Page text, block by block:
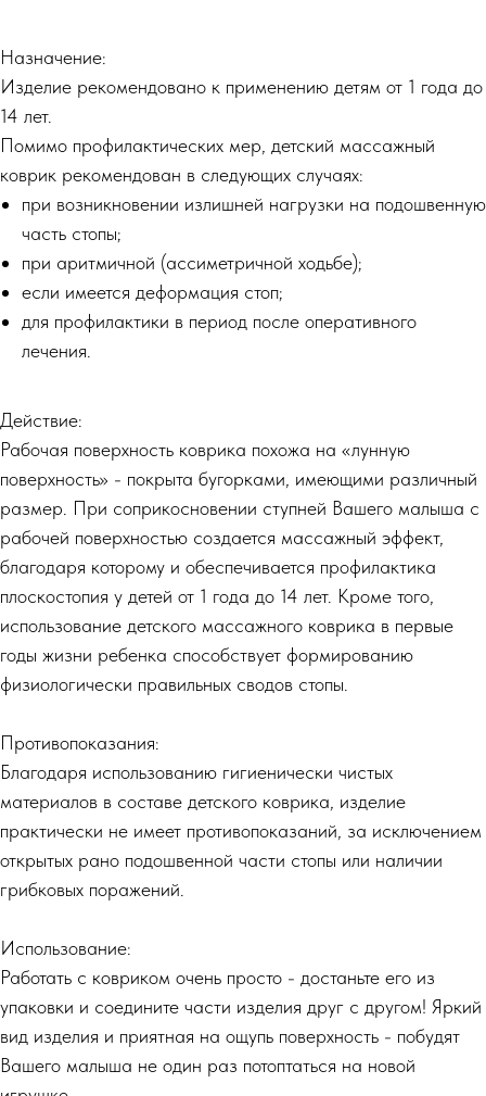
Назначение:
Изделие рекомендовано к применению детям от 1 года до
14 лет.
Помимо профилактических мер, детский массажный
коврик рекомендован в следующих случаях:
при возникновении излишней нагрузки на подошвенную
часть стопы;
при аритмичной (ассиметричной ходьбе);
если имеется деформация стоп;
для профилактики в период после оперативного
лечения.
Действие:
Рабочая поверхность коврика похожа на «лунную
поверхность» - покрыта бугорками, имеющими различный
размер. При соприкосновении ступней Вашего малыша с
рабочей поверхностью создается массажный эффект,
благодаря которому и обеспечивается профилактика
плоскостопия у детей от 1 года до 14 лет. Кроме того,
использование детского массажного коврика в первые
годы жизни ребенка способствует формированию
физиологически правильных сводов стопы.
Противопоказания:
Благодаря использованию гигиенически чистых
материалов в составе детского коврика, изделие
практически не имеет противопоказаний, за исключением
открытых рано подошвенной части стопы или наличии
грибковых поражений.
Использование:
Работать с ковриком очень просто - достаньте его из
упаковки и соедините части изделия друг с другом! Яркий
вид изделия и приятная на ощупь поверхность - побудят
Вашего малыша не один раз потоптаться на новой